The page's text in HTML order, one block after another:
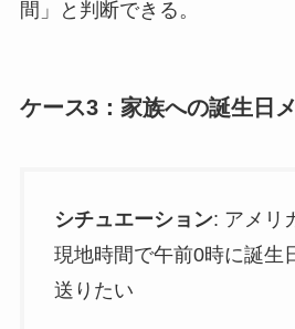
間」と判断できる。
ケース3：家族への誕生日
シチュエーション: アメリ
現地時間で午前0時に誕生
送りたい